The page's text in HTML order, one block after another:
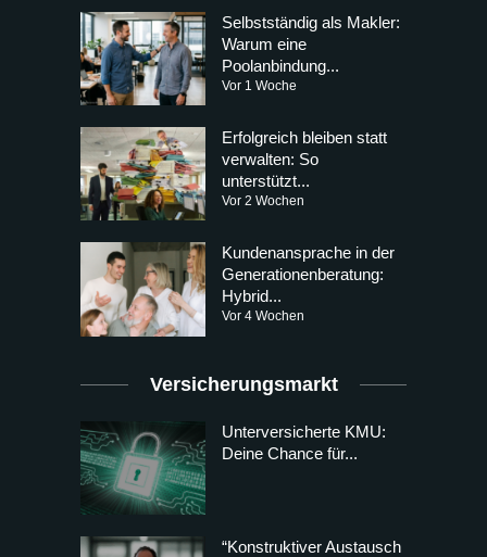
Selbstständig als Makler:
Warum eine
Poolanbindung...
Vor 1 Woche
Erfolgreich bleiben statt
verwalten: So
unterstützt...
Vor 2 Wochen
Kundenansprache in der
Generationenberatung:
Hybrid...
Vor 4 Wochen
Versicherungsmarkt
Unterversicherte KMU:
Deine Chance für...
“Konstruktiver Austausch